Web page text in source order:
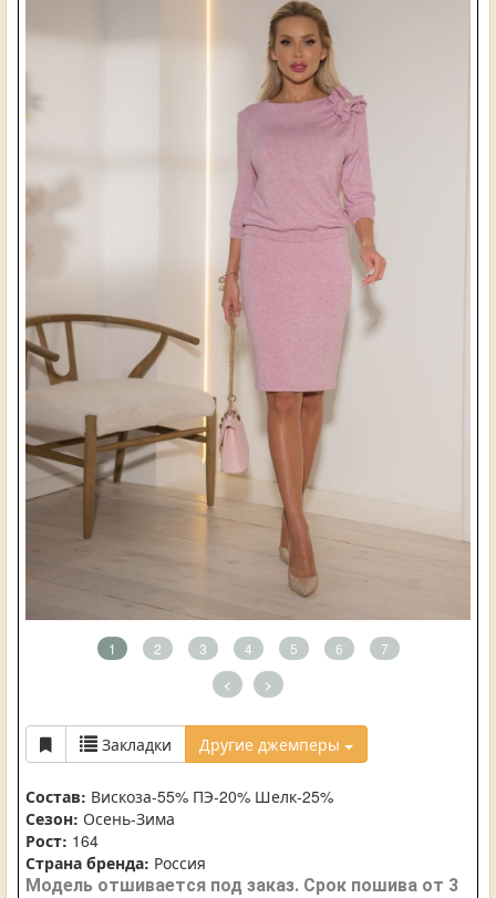
1 2 3 4 5 6 7
< >
Закладки Другие джемперы
Состав: Вискоза-55% ПЭ-20% Шелк-25%
Сезон: Осень-Зима
Рост: 164
Страна бренда: Россия
Модель отшивается под заказ. Срок пошива от 3